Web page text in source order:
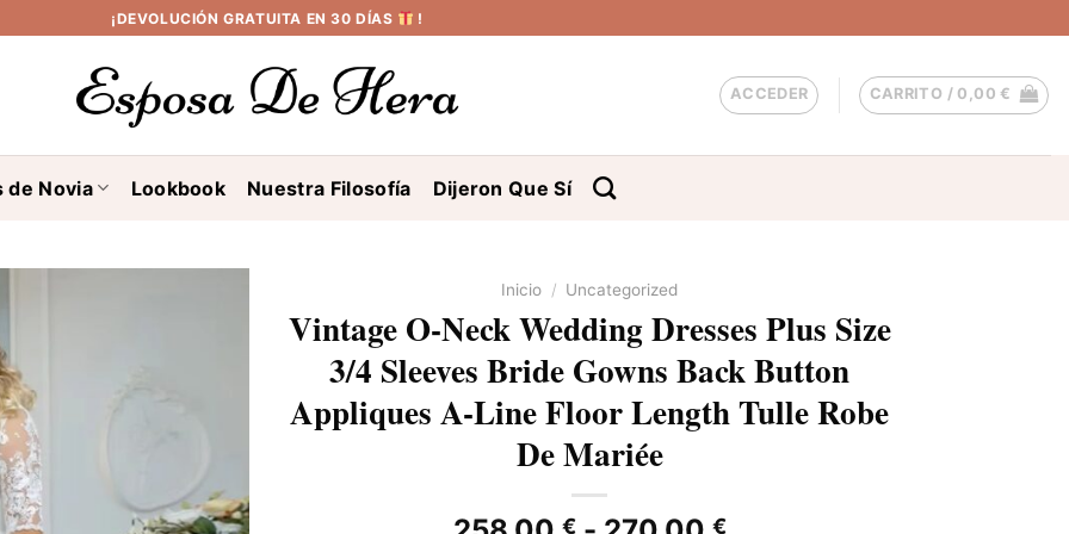
¡DEVOLUCIÓN GRATUITA EN 30 DÍAS !
ACCEDER CARRITO / 0,00€
de Novia Lookbook Nuestra Filosofía Dijeron Que Sí
Inicio / Uncategorized
Vintage O-Neck Wedding Dresses Plus Size
3/4 Sleeves Bride Gowns Back Button
Appliques A-Line Floor Length Tulle Robe
De Mariée
€ €